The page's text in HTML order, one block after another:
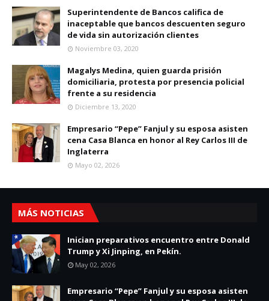
Superintendente de Bancos califica de
inaceptable que bancos descuenten seguro
de vida sin autorización clientes
Noviembre 03, 2020
Magalys Medina, quien guarda prisión
domiciliaria, protesta por presencia policial
frente a su residencia
Diciembre 13, 2020
Empresario “Pepe” Fanjul y su esposa asisten
cena Casa Blanca en honor al Rey Carlos III de
Inglaterra
Mayo 02, 2026
MÁS NOTICIAS
Inician preparativos encuentro entre Donald
Trump y Xi Jinping, en Pekín.
May 02, 2026
Empresario “Pepe” Fanjul y su esposa asisten